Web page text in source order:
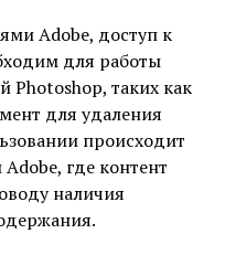
Adobe, доступ к
для работы
Photoshop, таких как
для удаления
происходит
где контент
наличия